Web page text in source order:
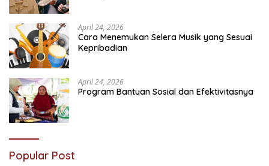
April 24, 2026
Cara Menemukan Selera Musik yang Sesuai
Kepribadian
April 24, 2026
Program Bantuan Sosial dan Efektivitasnya
Popular Post